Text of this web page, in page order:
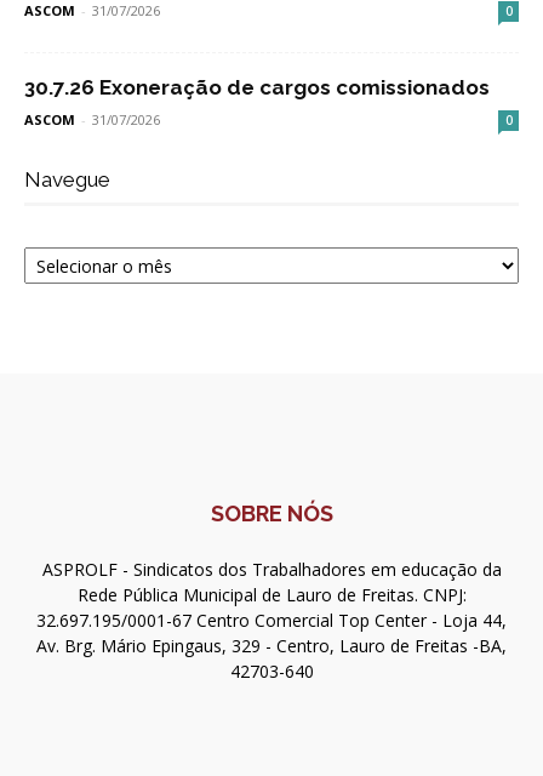
ASCOM - 31/07/2026 0
30.7.26 Exoneração de cargos comissionados
ASCOM - 31/07/2026 0
Navegue
Navegue
SOBRE NÓS
ASPROLF - Sindicatos dos Trabalhadores em educação da
Rede Pública Municipal de Lauro de Freitas. CNPJ:
32.697.195/0001-67 Centro Comercial Top Center - Loja 44,
Av. Brg. Mário Epingaus, 329 - Centro, Lauro de Freitas -BA,
42703-640